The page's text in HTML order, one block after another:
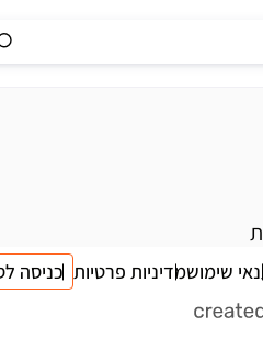
שימושמדיניות פרטיות כניסה